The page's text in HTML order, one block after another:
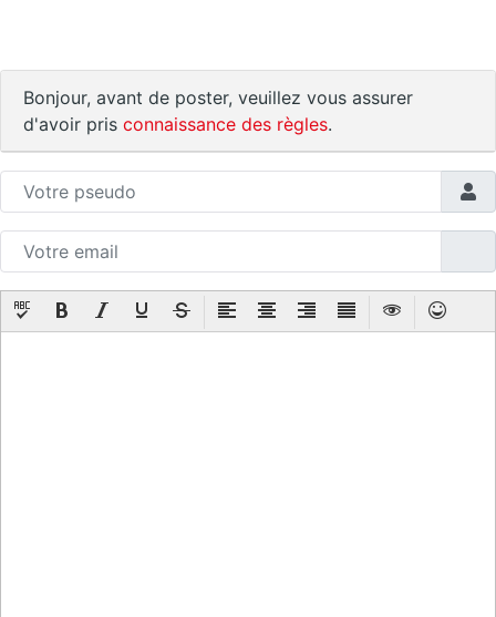
Bonjour, avant de poster, veuillez vous assurer
d'avoir pris connaissance des règles.